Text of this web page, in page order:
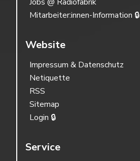
Mitarbeiter:innen-Information 🔒
Website
Impressum & Datenschutz
Netiquette
RSS
Sitemap
Login 🔒
Service